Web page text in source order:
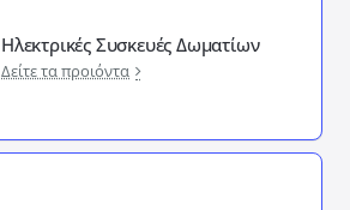
Ηλεκτρικές Συσκευές Δωματίων
Δείτε τα προιόντα